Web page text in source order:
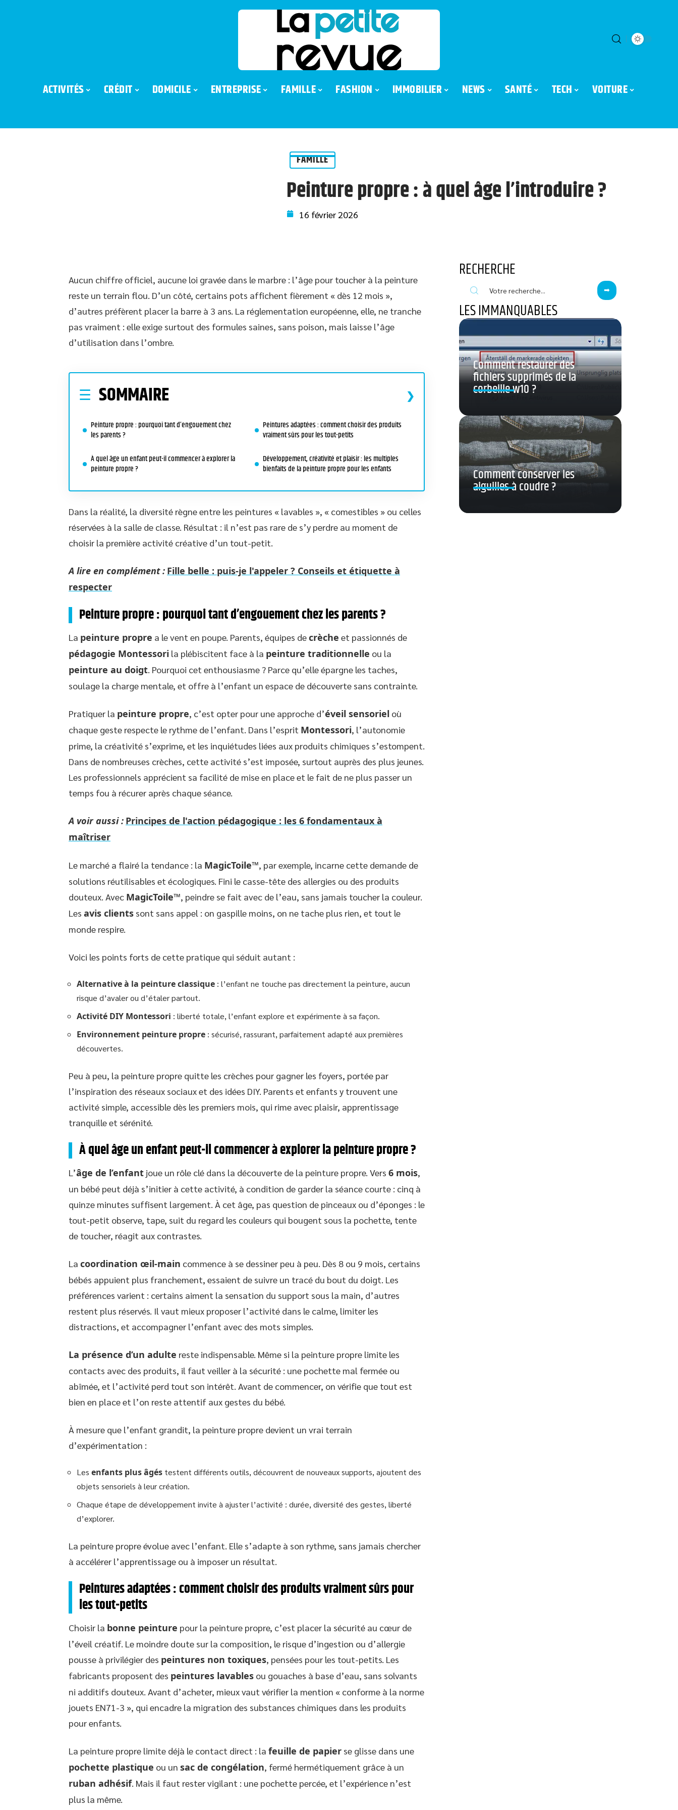
ACTIVITÉS CRÉDIT DOMICILE ENTREPRISE FAMILLE FASHION IMMOBILIER NEWS SANTÉ TECH VOITURE
FAMILLE
Peinture propre : à quel âge l’introduire ?
16 février 2026
Aucun chiffre officiel, aucune loi gravée dans le marbre : l’âge pour toucher à la peinture
reste un terrain flou. D’un côté, certains pots affichent fièrement « dès 12 mois »,
d’autres préfèrent placer la barre à 3 ans. La réglementation européenne, elle, ne tranche
pas vraiment : elle exige surtout des formules saines, sans poison, mais laisse l’âge
d’utilisation dans l’ombre.
SOMMAIRE
Peinture propre : pourquoi tant d’engouement chez
les parents ?
À quel âge un enfant peut-il commencer à explorer la
peinture propre ?
Peintures adaptées : comment choisir des produits
vraiment sûrs pour les tout-petits
Développement, créativité et plaisir : les multiples
bienfaits de la peinture propre pour les enfants
Dans la réalité, la diversité règne entre les peintures « lavables », « comestibles » ou celles
réservées à la salle de classe. Résultat : il n’est pas rare de s’y perdre au moment de
choisir la première activité créative d’un tout-petit.
A lire en complément : Fille belle : puis-je l'appeler ? Conseils et étiquette à
respecter
Peinture propre : pourquoi tant d’engouement chez les parents ?
La peinture propre a le vent en poupe. Parents, équipes decrèche et passionnés de
pédagogie Montessori la plébiscitent face à la peinture traditionnelle ou la
peinture au doigt . Pourquoi cet enthousiasme ? Parce qu’elle épargne les taches,
soulage la charge mentale, et offre à l’enfant un espace de découverte sans contrainte.
Pratiquer la peinture propre, c’est opter pour une approche d’éveil sensoriel où
chaque geste respecte le rythme de l’enfant. Dans l’esprit Montessori, l’autonomie
prime, la créativité s’exprime, et les inquiétudes liées aux produits chimiques s’estompent.
Dans de nombreuses crèches, cette activité s’est imposée, surtout auprès des plus jeunes.
Les professionnels apprécient sa facilité de mise en place et le fait de ne plus passer un
temps fou à récurer après chaque séance.
A voir aussi : Principes de l'action pédagogique : les 6 fondamentaux à
maîtriser
Le marché a flairé la tendance : la MagicToile™, par exemple, incarne cette demande de
solutions réutilisables et écologiques. Fini le casse-tête des allergies ou des produits
douteux. Avec MagicToile™, peindre se fait avec de l’eau, sans jamais toucher la couleur.
Les avis clients sont sans appel : on gaspille moins, on ne tache plus rien, et tout le
monde respire.
Voici les points forts de cette pratique qui séduit autant :
Alternative à la peinture classique : l’enfant ne touche pas directement la peinture, aucun
risque d’avaler ou d’étaler partout.
Activité DIY Montessori : liberté totale, l’enfant explore et expérimente à sa façon.
Environnement peinture propre : sécurisé, rassurant, parfaitement adapté aux premières
découvertes.
Peu à peu, la peinture propre quitte les crèches pour gagner les foyers, portée par
l’inspiration des réseaux sociaux et des idées DIY. Parents et enfants y trouvent une
activité simple, accessible dès les premiers mois, qui rime avec plaisir, apprentissage
tranquille et sérénité.
À quel âge un enfant peut-il commencer à explorer la peinture propre ?
L’âge de l’enfant joue un rôle clé dans la découverte de la peinture propre. Vers 6 mois,
un bébé peut déjà s’initier à cette activité, à condition de garder la séance courte : cinq à
quinze minutes suffisent largement. À cet âge, pas question de pinceaux ou d’éponges : le
tout-petit observe, tape, suit du regard les couleurs qui bougent sous la pochette, tente
de toucher, réagit aux contrastes.
La coordination œil-main commence à se dessiner peu à peu. Dès 8 ou 9 mois, certains
bébés appuient plus franchement, essaient de suivre un tracé du bout du doigt. Les
préférences varient : certains aiment la sensation du support sous la main, d’autres
restent plus réservés. Il vaut mieux proposer l’activité dans le calme, limiter les
distractions, et accompagner l’enfant avec des mots simples.
La présence d’un adulte reste indispensable. Même si la peinture propre limite les
contacts avec des produits, il faut veiller à la sécurité : une pochette mal fermée ou
abîmée, et l’activité perd tout son intérêt. Avant de commencer, on vérifie que tout est
bien en place et l’on reste attentif aux gestes du bébé.
À mesure que l’enfant grandit, la peinture propre devient un vrai terrain
d’expérimentation :
Les enfants plus âgés testent différents outils, découvrent de nouveaux supports, ajoutent des
objets sensoriels à leur création.
Chaque étape de développement invite à ajuster l’activité : durée, diversité des gestes, liberté
d’explorer.
La peinture propre évolue avec l’enfant. Elle s’adapte à son rythme, sans jamais chercher
à accélérer l’apprentissage ou à imposer un résultat.
Peintures adaptées : comment choisir des produits vraiment sûrs pour
les tout-petits
Choisir la bonne peinture pour la peinture propre, c’est placer la sécurité au cœur de
l’éveil créatif. Le moindre doute sur la composition, le risque d’ingestion ou d’allergie
pousse à privilégier des peintures non toxiques, pensées pour les tout-petits. Les
fabricants proposent des peintures lavables ou gouaches à base d’eau, sans solvants
ni additifs douteux. Avant d’acheter, mieux vaut vérifier la mention « conforme à la norme
jouets EN71-3 », qui encadre la migration des substances chimiques dans les produits
pour enfants.
La peinture propre limite déjà le contact direct : la feuille de papier se glisse dans une
pochette plastique ou un sac de congélation, fermé hermétiquement grâce à un
ruban adhésif. Mais il faut rester vigilant : une pochette percée, et l’expérience n’est
plus la même.
RECHERCHE
LES IMMANQUABLES
Comment restaurer des
fichiers supprimés de la
corbeille w10 ?
Comment conserver les
aiguilles à coudre ?